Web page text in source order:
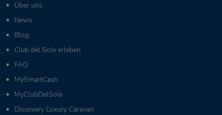
Über uns
News
Blog
Club del Sole erleben
FAQ
MySmartCash
MyClubDelSole
Discovery Luxury Caravan